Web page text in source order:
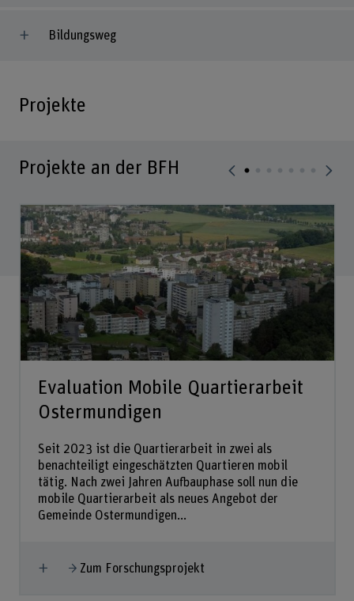
Bildungsweg
Projekte
Projekte an der BFH
Evaluation Mobile Quartierarbeit
Ostermundigen
Seit 2023 ist die Quartierarbeit in zwei als
benachteiligt eingeschätzten Quartieren mobil
tätig. Nach zwei Jahren Aufbauphase soll nun die
mobile Quartierarbeit als neues Angebot der
Gemeinde Ostermundigen...
Mehr anzeigen
Zum Forschungsprojekt